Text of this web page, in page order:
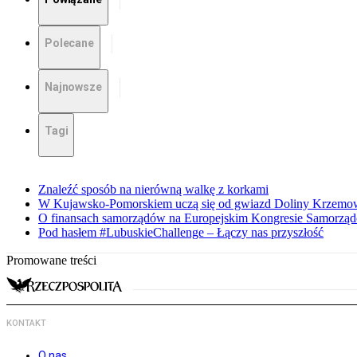
Polecane
Najnowsze
Tagi
Znaleźć sposób na nierówną walkę z korkami
W Kujawsko-Pomorskiem uczą się od gwiazd Doliny
O finansach samorządów na Europejskim Kongresie
Pod hasłem #LubuskieChallenge – Łączy nas przyszłość
Promowane treści
KONTAKT